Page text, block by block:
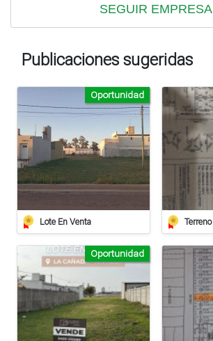
SEGUIR EMPRESA
Publicaciones sugeridas
Lote En Venta
Oportunidad
Oportunidad